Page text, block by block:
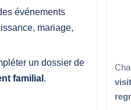
événements
mariage,
un dossier de
familial .